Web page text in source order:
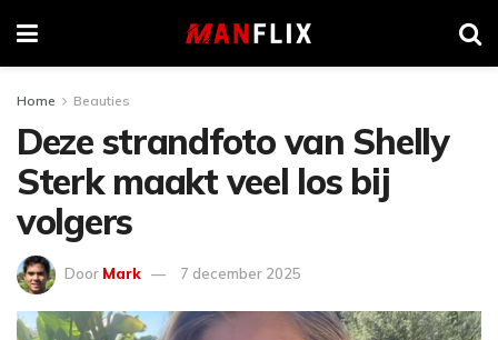
Home Beauties
Deze strandfoto van Shelly
Sterk maakt veel los bij
volgers
Door Mark 7 december 2025